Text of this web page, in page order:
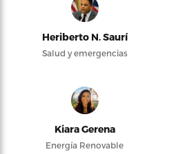
Heriberto N. Saurí
Salud y emergencias
Kiara Gerena
Energía Renovable